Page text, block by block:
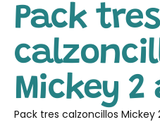
Pack tres
Mickey
Pack tres calzoncillos Mickey